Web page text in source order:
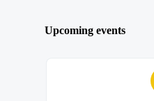
Upcoming events